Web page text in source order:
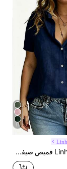
11
Linhara CURVE قميص صيفي كاجوال كبير الحجم مطرز منسوج